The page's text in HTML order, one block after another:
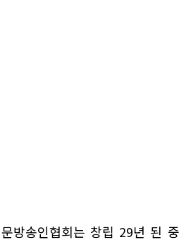
방송인협회는 창립 29년 된